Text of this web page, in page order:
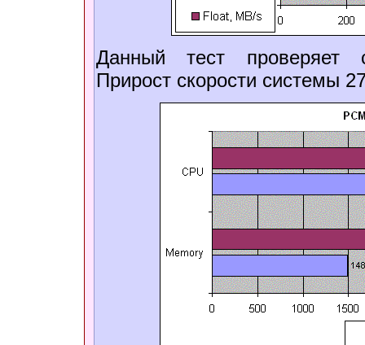
Данный тест проверяет
Прирост скорости системы